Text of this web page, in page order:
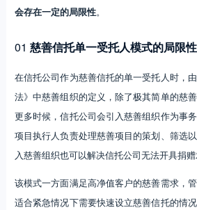
会存在一定的局限性。
01 慈善信托单一受托人模式的局限性
在信托公司作为慈善信托的单一受托人时，
法》中慈善组织的定义，除了极其简单的慈
更多时候，信托公司会引入慈善组织作为事
项目执行人负责处理慈善项目的策划、筛选
入慈善组织也可以解决信托公司无法开具捐赠
该模式一方面满足高净值客户的慈善需求，
适合紧急情况下需要快速设立慈善信托的情